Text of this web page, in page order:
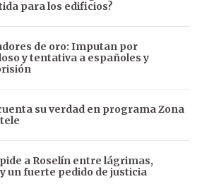
para los edificios?
de oro: Imputan por
y tentativa a españoles y
su verdad en programa Zona
a Roselín entre lágrimas,
un fuerte pedido de justicia